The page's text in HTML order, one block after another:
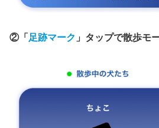
②「 足跡マーク 」タップで散歩モ